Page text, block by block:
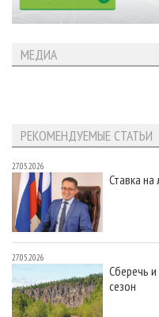
МЕДИА
РЕКОМЕНДУЕМЫЕ СТАТЬИ
27.05.2026
Ставка на
27.05.2026
Сберечь
сезон